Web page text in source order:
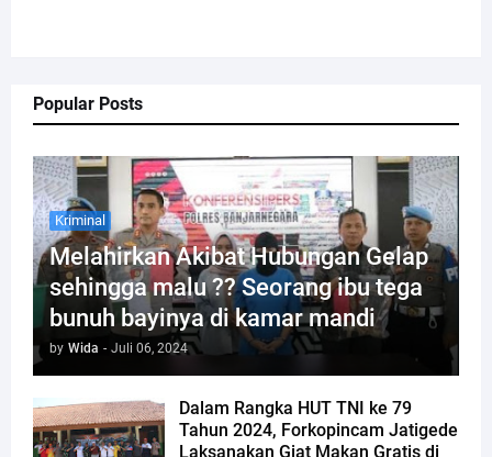
Popular Posts
Kriminal
Melahirkan Akibat Hubungan Gelap
sehingga malu ?? Seorang ibu tega
bunuh bayinya di kamar mandi
by Wida - Juli 06, 2024
Dalam Rangka HUT TNI ke 79
Tahun 2024, Forkopincam Jatigede
Laksanakan Giat Makan Gratis di